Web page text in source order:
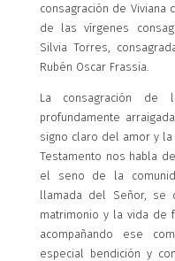
consagración de
de las vírgenes
Silvia Torres,
Rubén Oscar Frassia.
La consagración de
profundamente
signo claro del amor y la
Testamento nos habla
el seno de la
llamada del Señor, se
matrimonio y la vida de
acompañando ese
especial bendición y